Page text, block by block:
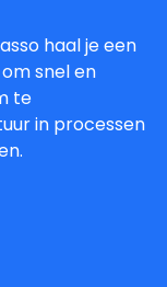
haal je een
snel en
te
in processen